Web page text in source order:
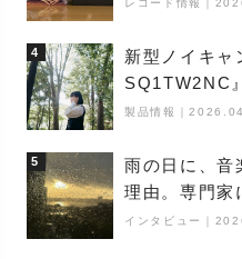
レコード情報
4
新型ノイキャ
SQ1TW2NC
り得るーシン
製品情報 ｜
5
雨の日に、音
理由。専門家
ケープ
インタビュー